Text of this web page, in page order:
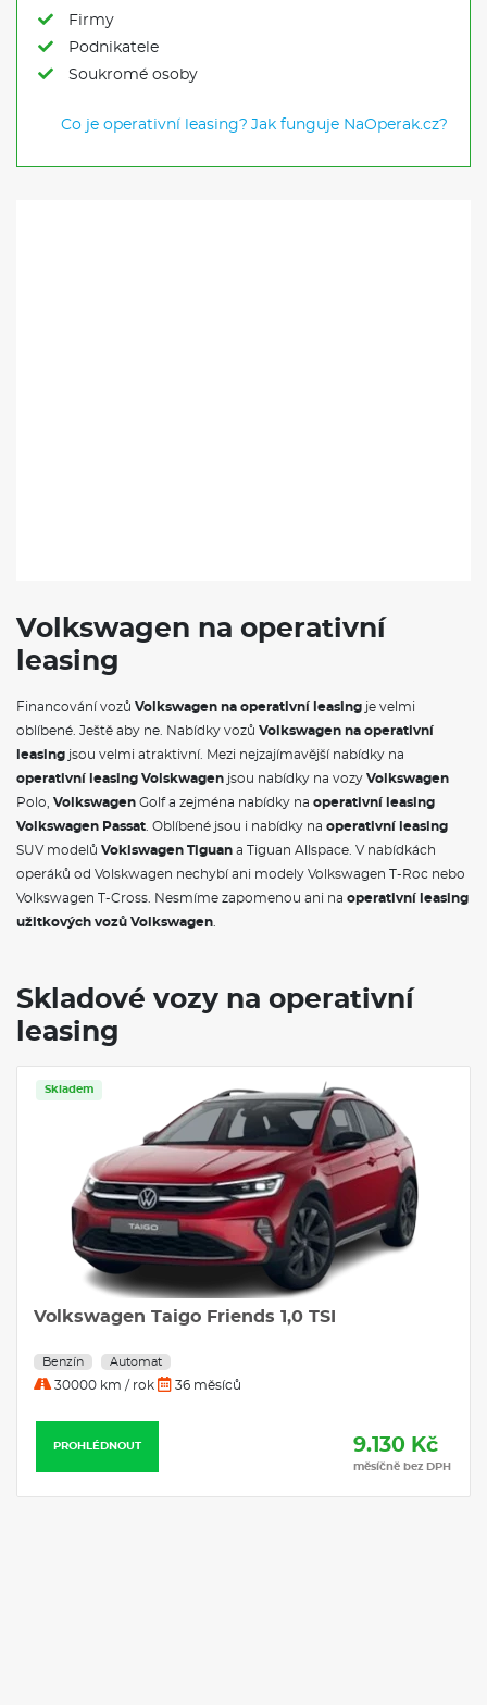
Firmy
Podnikatele
Soukromé osoby
Co je operativní leasing? Jak funguje NaOperak.cz?
Volkswagen na operativní
leasing
Financování vozů Volkswagen na operativní leasing je velmi
oblíbené. Ještě aby ne. Nabídky vozů Volkswagen na operativní
leasing jsou velmi atraktivní. Mezi nejzajímavější nabídky na
operativní leasing Volskwagen jsou nabídky na vozy Volkswagen
Polo, Volkswagen Golf a zejména nabídky na operativní leasing
Volkswagen Passat. Oblíbené jsou i nabídky na operativní leasing
SUV modelů Voklswagen Tiguan a Tiguan Allspace. V nabídkách
operáků od Volskwagen nechybí ani modely Volkswagen T-Roc nebo
Volkswagen T-Cross. Nesmíme zapomenou ani na operativní leasing
užitkových vozů Volkswagen.
Skladové vozy na operativní
leasing
Skladem
Volkswagen Taigo Friends 1,0 TSI
Benzín Automat
30000 km / rok 36 měsíců
PROHLÉDNOUT 9.130 Kč
měsíčně bez DPH